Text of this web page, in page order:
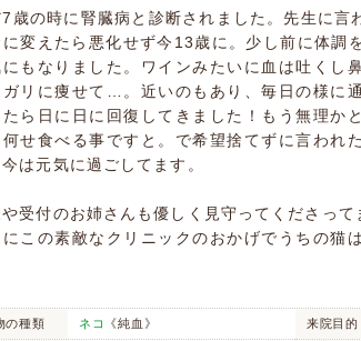
7歳の時に腎臓病と診断されました。先生に言
に変えたら悪化せず今13歳に。少し前に体調
もなりました。ワインみたいに血は吐くし
ガリに痩せて…。近いのもあり、毎日の様に
ら日に日に回復してきました！もう無理か
何せ食べる事ですと。で希望捨てずに言われ
今は元気に過ごしてます。
受付のお姉さんも優しく見守ってくださって
この素敵なクリニックのおかげでうちの猫
の種類 ネコ 《純血》 来院目的